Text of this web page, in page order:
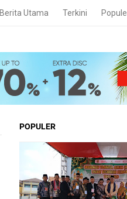
Berita Utama Terkini
POPULER